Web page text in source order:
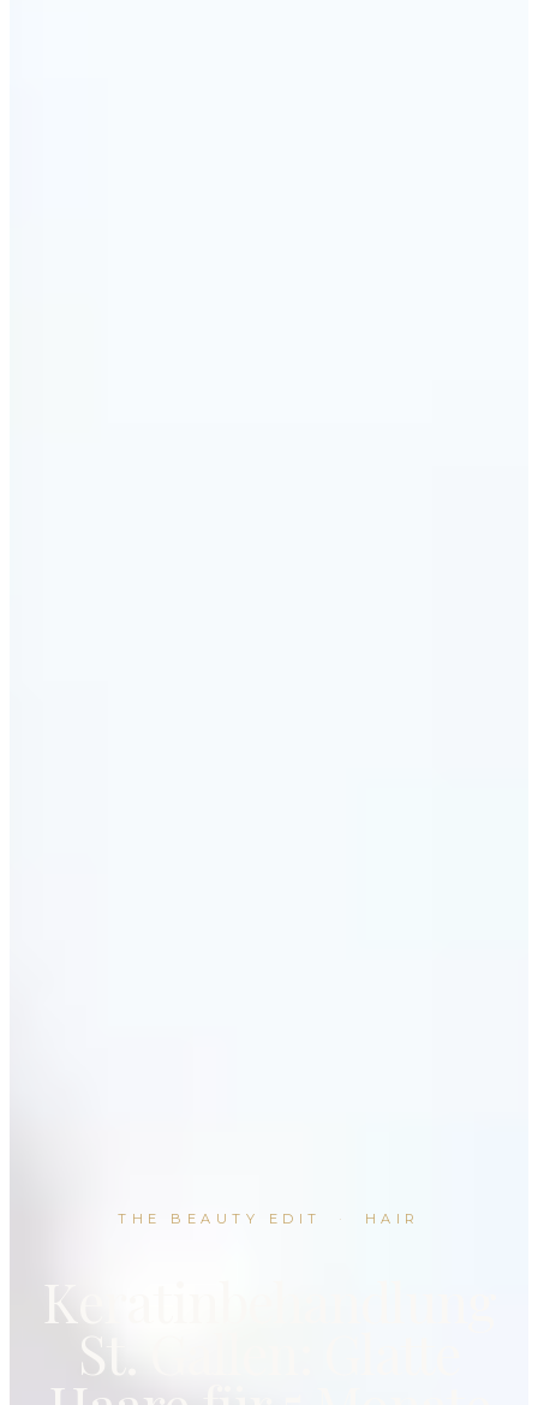
THE BEAUTY EDIT · HAIR
Keratinbehandlung
St. Gallen: Glatte